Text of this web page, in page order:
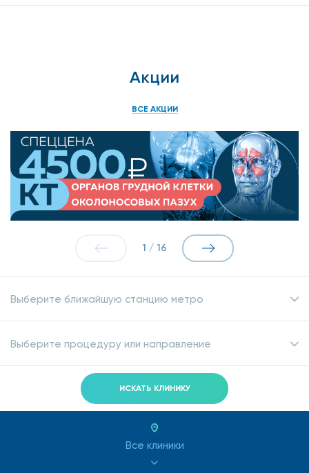
Акции
ВСЕ АКЦИИ
1 / 16
Выберите ближайшую станцию метро
Выберите процедуру или направление
ИСКАТЬ КЛИНИКУ
Все клиники